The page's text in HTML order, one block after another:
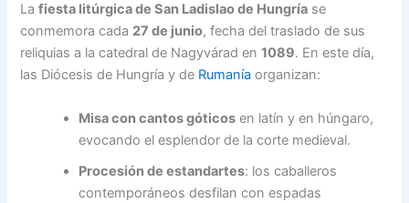
Lafiesta litúrgica de San Ladislao de Hungría se
conmemora cada 27 de junio, fecha del traslado de sus
reliquias a la catedral de Nagyvárad en1089. En este día,
las Diócesis de Hungría y de Rumanía organizan:
Misa con cantos góticos en latín y en húngaro,
evocando el esplendor de la corte medieval.
Procesión de estandartes: los caballeros
contemporáneos desfilan con espadas